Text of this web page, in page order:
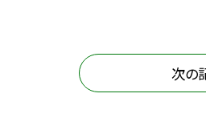
次の